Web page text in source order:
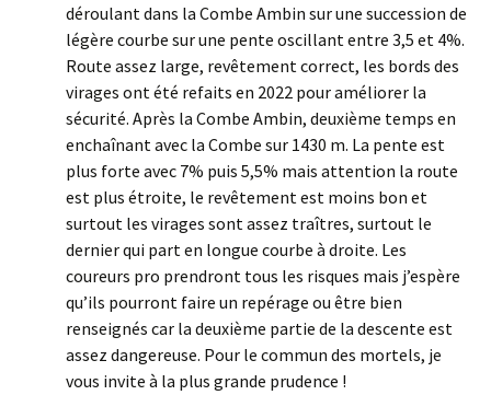
déroulant dans la Combe Ambin sur une succession de
légère courbe sur une pente oscillant entre 3,5 et 4%.
Route assez large, revêtement correct, les bords des
virages ont été refaits en 2022 pour améliorer la
sécurité. Après la Combe Ambin, deuxième temps en
enchaînant avec la Combe sur 1430 m. La pente est
plus forte avec 7% puis 5,5% mais attention la route
est plus étroite, le revêtement est moins bon et
surtout les virages sont assez traîtres, surtout le
dernier qui part en longue courbe à droite. Les
coureurs pro prendront tous les risques mais j’espère
qu’ils pourront faire un repérage ou être bien
renseignés car la deuxième partie de la descente est
assez dangereuse. Pour le commun des mortels, je
vous invite à la plus grande prudence !